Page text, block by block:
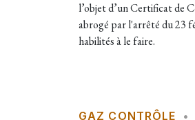
l’objet d’un Certificat de
abrogé par l'arrêté du 23
habilités à le faire.
GAZ CONTRÔLE •